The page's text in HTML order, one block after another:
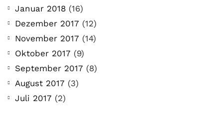
Januar 2018 (16)
Dezember 2017 (12)
November 2017 (14)
Oktober 2017 (9)
September 2017 (8)
August 2017 (3)
Juli 2017 (2)